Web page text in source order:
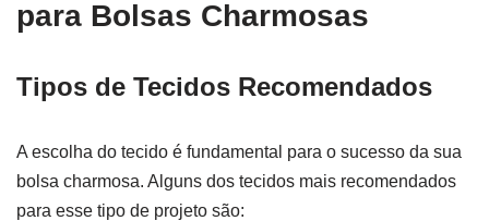
para Bolsas Charmosas
Tipos de Tecidos Recomendados
A escolha do tecido é fundamental para o sucesso da sua
bolsa charmosa. Alguns dos tecidos mais recomendados
para esse tipo de projeto são: